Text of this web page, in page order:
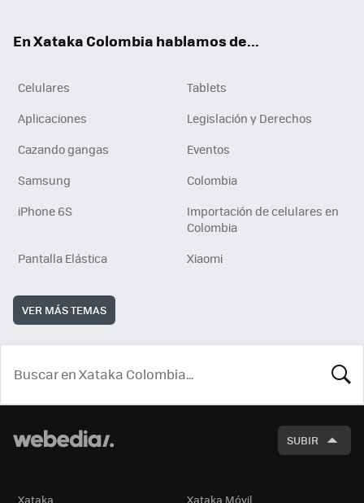
En Xataka Colombia hablamos de...
Celulares
Tablets
Aplicaciones
Legislación y Derechos
Cazando gangas
Eventos
Samsung
Colombia
iPhone 6S
Importación de celulares en
Colombia
Pantalla Elástica
Xiaomi
VER MÁS TEMAS
SUBIR
Xataka Xataka Móvil